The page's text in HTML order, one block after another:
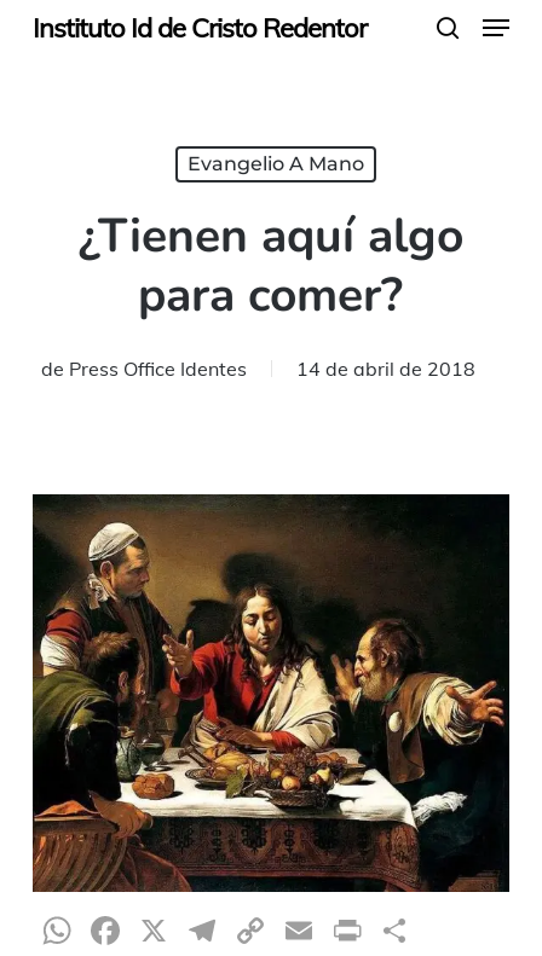
SkipInstituto Id de Cristo Redentor Menu
Evangelio A Mano
¿Tienen aquí algo
para comer?
de Press Office Identes 14 de abril de 2018
WhatsApp
Facebook
X Telegram
CopyEmailPrint